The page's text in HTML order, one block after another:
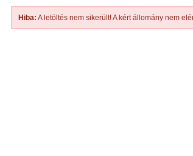
Hiba: A letöltés nem sikerült! A kért állomány nem